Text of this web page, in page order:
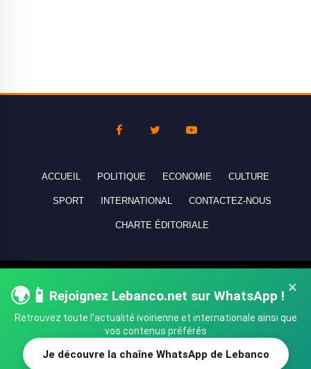
×
🌍📱 Rejoignez Lebanco.net sur WhatsApp !
Retrouvez toute l'actualité ivoirienne et internationale ainsi que
vos contenus préférés
Je découvre la chaîne WhatsApp de Lebanco
ACCUEIL POLITIQUE ECONOMIE CULTURE
SPORT INTERNATIONAL CONTACTEZ-NOUS
CHARTE ÉDITORIALE
réservés - All rights reserved.